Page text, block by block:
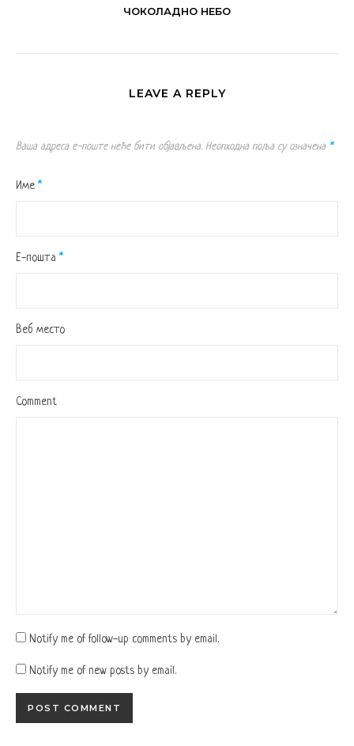
ЧОКОЛАДНО НЕБО
LEAVE A REPLY
Ваша адреса е-поште неће бити објављена. Неопходна поља су означена *
Име *
Е-пошта *
Веб место
Comment
Notify me of follow-up comments by email.
Notify me of new posts by email.